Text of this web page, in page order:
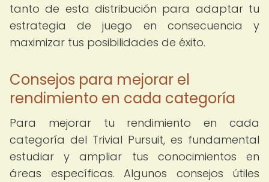
tanto de esta distribución para adaptar tu
estrategia de juego en consecuencia y
maximizar tus posibilidades de éxito.
Consejos para mejorar el
rendimiento en cada categoría
Para mejorar tu rendimiento en cada
categoría del Trivial Pursuit, es fundamental
estudiar y ampliar tus conocimientos en
áreas específicas. Algunos consejos útiles